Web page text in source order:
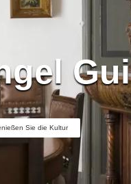
Sie die Kultur